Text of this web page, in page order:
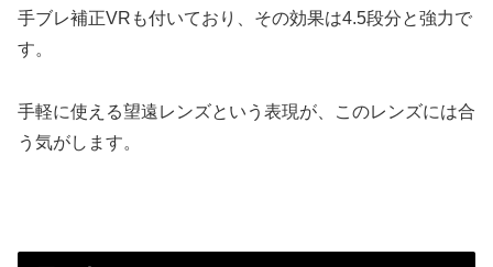
手ブレ補正VRも付いており、その効果は4.5段分と強力で
す。
手軽に使える望遠レンズという表現が、このレンズには合
う気がします。